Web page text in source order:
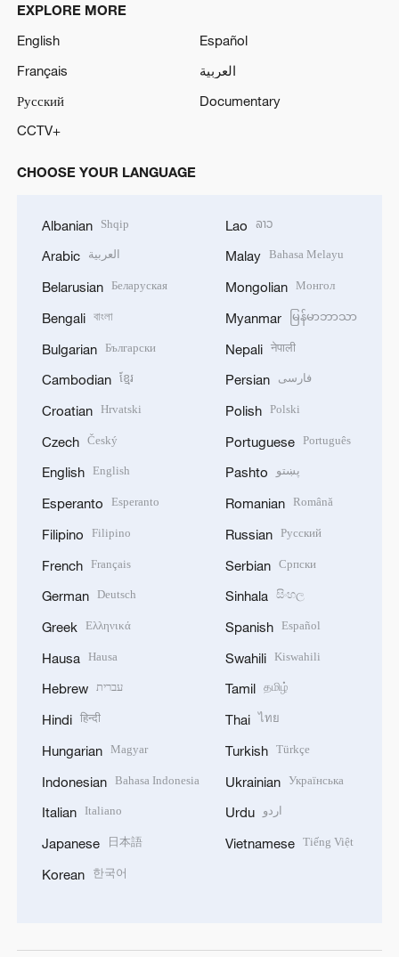
EXPLORE MORE
English
Español
Français
العربية
Русский
Documentary
CCTV+
CHOOSE YOUR LANGUAGE
Albanian Shqip
Arabic العربية
Belarusian Беларуская
Bengali বাংলা
Bulgarian Български
Cambodian ខ្មែរ
Croatian Hrvatski
Czech Český
English English
Esperanto Esperanto
Filipino Filipino
French Français
German Deutsch
Greek Ελληνικά
Hausa Hausa
Hebrew עברית
Hindi हिन्दी
Hungarian Magyar
Indonesian Bahasa Indonesia
Italian Italiano
Japanese 日本語
Korean 한국어
Lao ລາວ
Malay Bahasa Melayu
Mongolian Монгол
Myanmar မြန်မာဘာသာ
Nepali नेपाली
Persian فارسی
Polish Polski
Portuguese Português
Pashto پښتو
Romanian Română
Russian Русский
Serbian Српски
Sinhala සිංහල
Spanish Español
Swahili Kiswahili
Tamil தமிழ்
Thai ไทย
Turkish Türkçe
Ukrainian Українська
Urdu اردو
Vietnamese Tiếng Việt